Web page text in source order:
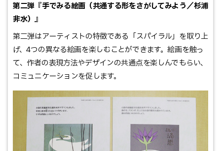
第二弾『手でみる絵画（共通する形をさがしてみよう／杉浦
非水）』
第二弾はアーティストの特徴である「スパイラル」を取り上
げ、4つの異なる絵画を楽しむことができます。絵画を触っ
て、作者の表現方法やデザインの共通点を楽しんでもらい、
コミュニケーションを促します。